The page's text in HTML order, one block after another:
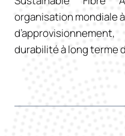
organisation mondiale
durabilité à long terme